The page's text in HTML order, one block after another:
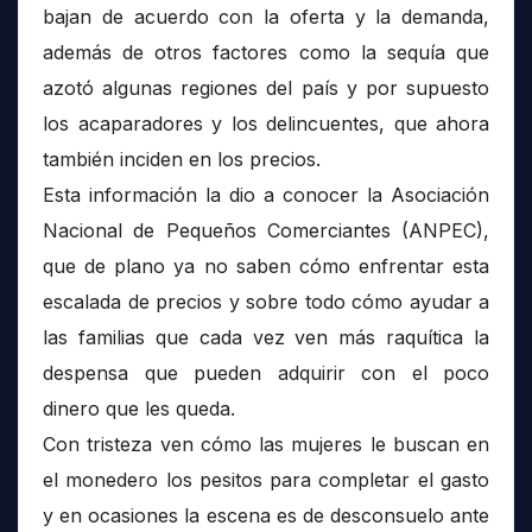
bajan de acuerdo con la oferta y la demanda,
además de otros factores como la sequía que
azotó algunas regiones del país y por supuesto
los acaparadores y los delincuentes, que ahora
también inciden en los precios.
Esta información la dio a conocer la Asociación
Nacional de Pequeños Comerciantes (ANPEC),
que de plano ya no saben cómo enfrentar esta
escalada de precios y sobre todo cómo ayudar a
las familias que cada vez ven más raquítica la
despensa que pueden adquirir con el poco
dinero que les queda.
Con tristeza ven cómo las mujeres le buscan en
el monedero los pesitos para completar el gasto
y en ocasiones la escena es de desconsuelo ante